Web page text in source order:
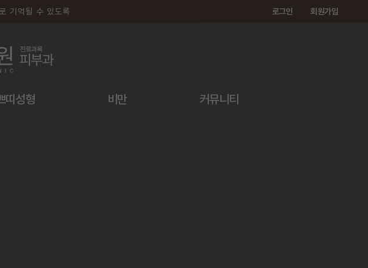
기억될 수 있도록 로그인 회원가입
띠성형 비만 커뮤니티